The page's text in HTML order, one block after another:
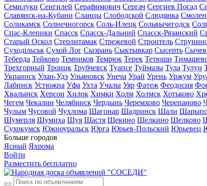
Семилуки Сенгилей Серафимович Сергач Сергиев Посад
Славянск-на-Кубани Сланцы Слободской Слюдянка
Соликамск Солнечногорск Соль-Илецк Сольвычегодск
Спас-Клепики Спасск Спасск-Дальний Спасск-Рязанский
Старый Оскол Стерлитамак Стрежевой Строитель
Суходільськ Сухой Лог Сызрань Сыктывкар Сысерть
Теберда Тейково Темников Темрюк Терек Тетюши
Трехгорный Троицк Трубчевск Туапсе Туймазы Тула Тулун
Украинск Улан-Удэ Ульяновск Унеча Урай Урень Уржум
Лабинск Устюжна Уфа Ухта Учалы Уяр Фатеж Феодосия
Хвалынск Херсон Хилок Химки Холм Холмск Хотьково
Чегем Чекалин Челябинск Чердынь Черемхово Черепаново
Чулым Чусовой Чухлома Шагонар Шадринск Шали
Шумерля Шумиха Шуя Щастя Щекино Щелкино Щелково
Сухокумск Южноуральск Юрга Юрьев-Польский Юрьевец
Больше городов
Ясный Яхрома
Войти
Разместить бесплатно